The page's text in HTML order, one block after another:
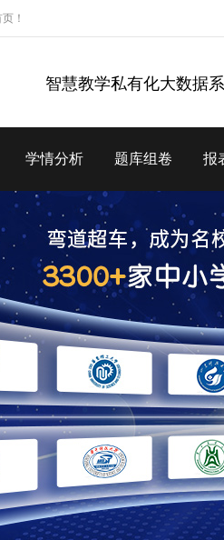
！
智慧教学私有化大数据
学情分析 题库组卷 报